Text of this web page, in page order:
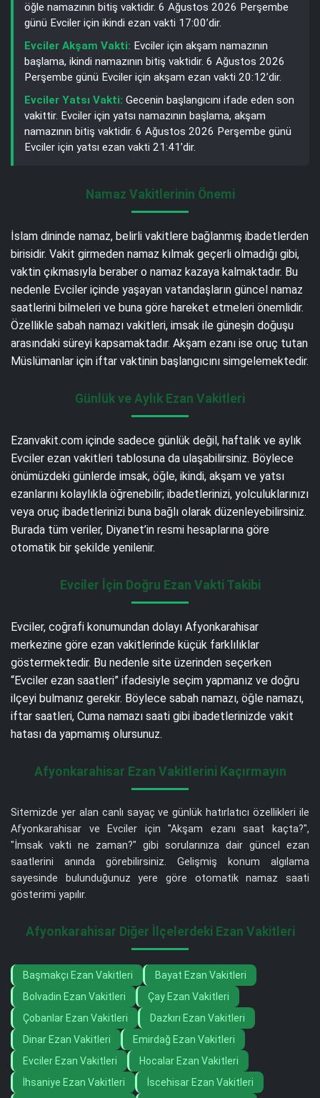
öğle namazının bitiş vaktidir. 6 Ağustos 2026 Perşembe
günü Evciler için ikindi ezan vakti 17:00’dir.
Evciler Akşam Vakti: Evciler için akşam namazının
başlama, ikindi namazının bitiş vaktidir. 6 Ağustos 2026
Perşembe günü Evciler için akşam ezan vakti 20:12’dir.
Evciler Yatsı Vakti: Gecenin başlangıcını ifade eden son
vakittir. Evciler için yatsı namazının başlama, akşam
namazının bitiş vaktidir. 6 Ağustos 2026 Perşembe günü
Evciler için yatsı ezan vakti 21:41’dir.
Namaz Vakitlerinin Önemi
İslam dininde namaz, belirli vakitlere bağlanmış ibadetlerden
birisidir. Vakit girmeden namaz kılmak geçerli olmadığı gibi,
vaktin çıkmasıyla beraber o namaz kazaya kalmaktadır. Bu
nedenle Evciler içinde yaşayan vatandaşların güncel namaz
saatlerini bilmeleri ve buna göre hareket etmeleri önemlidir.
Özellikle sabah namazı vakitleri, imsak ile güneşin doğuşu
arasındaki süreyi kapsamaktadır. Akşam ezanı ise oruç tutan
Müslümanlar için iftar vaktinin başlangıcını simgelemektedir.
Günlük ve Aylık Ezan Vakitleri
Ezanvakit.com içinde sadece günlük değil, haftalık ve aylık
Evciler ezan vakitleri tablosuna da ulaşabilirsiniz. Böylece
önümüzdeki günlerde imsak, öğle, ikindi, akşam ve yatsı
ezanlarını kolaylıkla öğrenebilir; ibadetlerinizi, yolculuklarınızı
veya oruç ibadetlerinizi buna bağlı olarak düzenleyebilirsiniz.
Burada tüm veriler, Diyanet’in resmi hesaplarına göre
otomatik bir şekilde yenilenir.
Evciler İçin Doğru Ezan Vakti Takibi
Evciler, coğrafi konumundan dolayı Afyonkarahisar
merkezine göre ezan vakitlerinde küçük farklılıklar
göstermektedir. Bu nedenle site üzerinden seçerken
“Evciler ezan saatleri” ifadesiyle seçim yapmanız ve doğru
ilçeyi bulmanız gerekir. Böylece sabah namazı, öğle namazı,
iftar saatleri, Cuma namazı saati gibi ibadetlerinizde vakit
hatası da yapmamış olursunuz.
Afyonkarahisar Ezan Vakitlerini Kaçırmayın
Sitemizde yer alan canlı sayaç ve günlük hatırlatıcı özellikleri ile
Afyonkarahisar ve Evciler için "Akşam ezanı saat kaçta?",
"İmsak vakti ne zaman?" gibi sorularınıza dair güncel ezan
saatlerini anında görebilirsiniz. Gelişmiş konum algılama
sayesinde bulunduğunuz yere göre otomatik namaz saati
gösterimi yapılır.
Afyonkarahisar Diğer İlçelerdeki Ezan Vakitleri
Başmakçı Ezan Vakitleri
Bayat Ezan Vakitleri
Bolvadin Ezan Vakitleri
Çay Ezan Vakitleri
Çobanlar Ezan Vakitleri
Dazkırı Ezan Vakitleri
Dinar Ezan Vakitleri
Emirdağ Ezan Vakitleri
Evciler Ezan Vakitleri
Hocalar Ezan Vakitleri
İhsaniye Ezan Vakitleri
İscehisar Ezan Vakitleri